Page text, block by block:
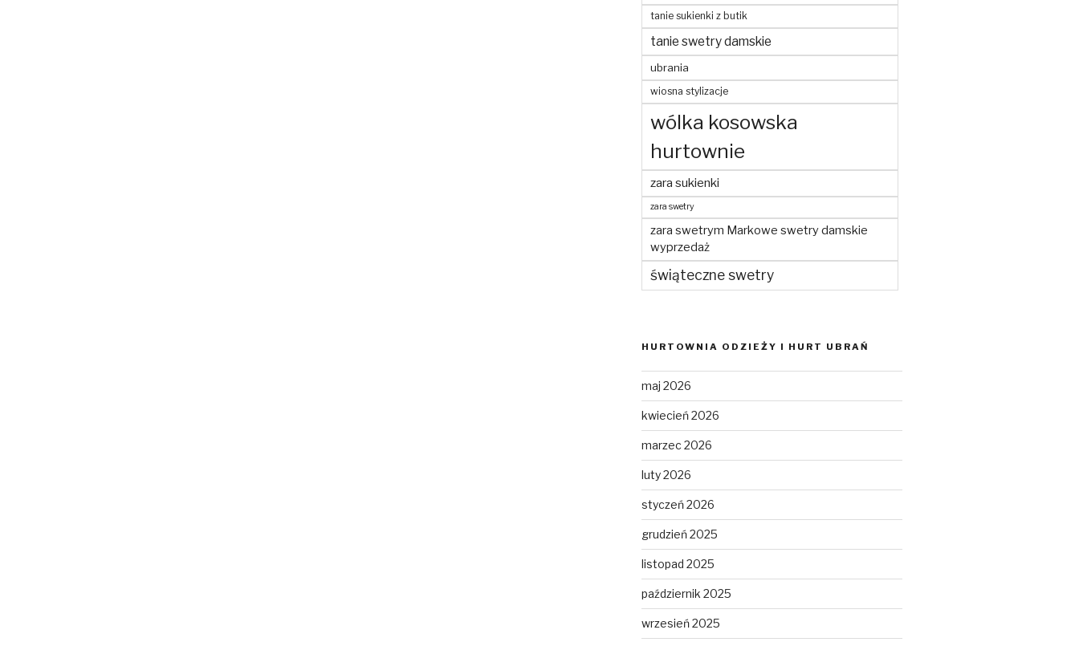
tanie sukienki z butik
tanie swetry damskie
ubrania
wiosna stylizacje
wólka kosowska
hurtownie
zara sukienki
zara swetry
zara swetrym Markowe swetry damskie
wyprzedaż
świąteczne swetry
HURTOWNIA ODZIEŻY I HURT UBRAŃ
maj 2026
kwiecień 2026
marzec 2026
luty 2026
styczeń 2026
grudzień 2025
listopad 2025
październik 2025
wrzesień 2025